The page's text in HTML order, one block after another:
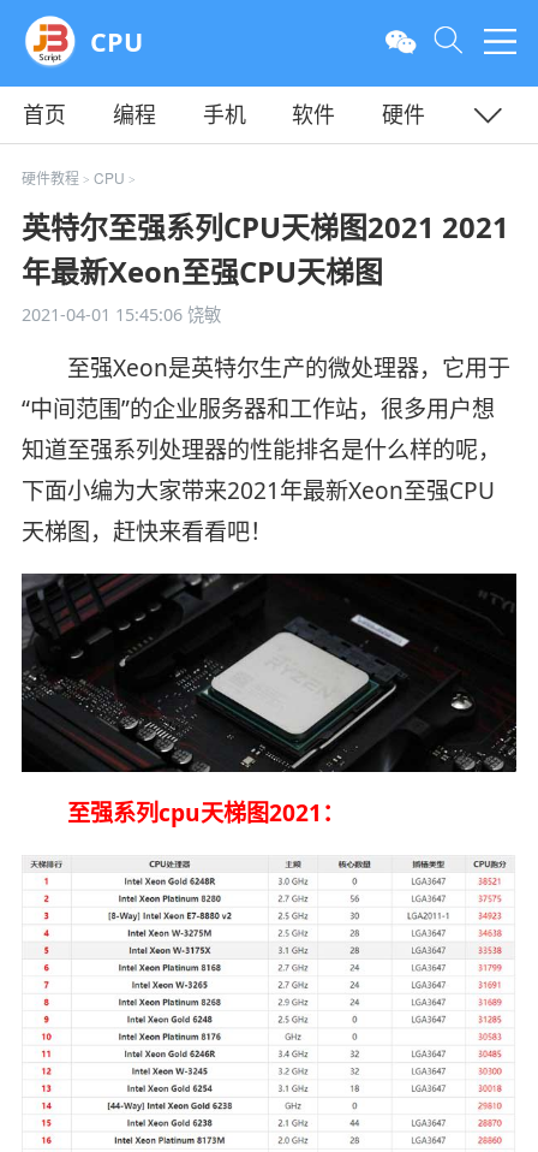
CPU
首页 编程 手机 软件
硬件
教程
平面
硬件教程 > CPU >
英特尔至强系列CPU天梯图2021 2021
年最新Xeon至强CPU天梯图
2021-04-01 15:45:06饶敏
至强Xeon是英特尔生产的微处理器，它用于
“中间范围”的企业服务器和工作站，很多用户想
知道至强系列处理器的性能排名是什么样的呢，
下面小编为大家带来2021年最新Xeon至强CPU
天梯图，赶快来看看吧！
至强系列cpu天梯图2021：